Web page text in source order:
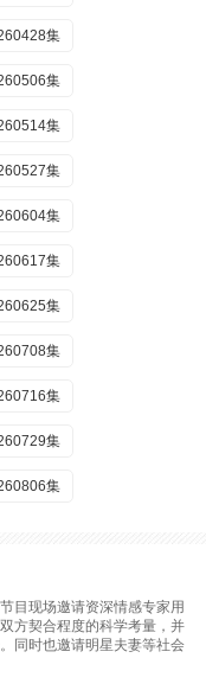
集
集
集
集
集
集
集
集
集
集
集
目现场邀请资深情感专家用
方契合程度的科学考量，并
同时也邀请明星夫妻等社会